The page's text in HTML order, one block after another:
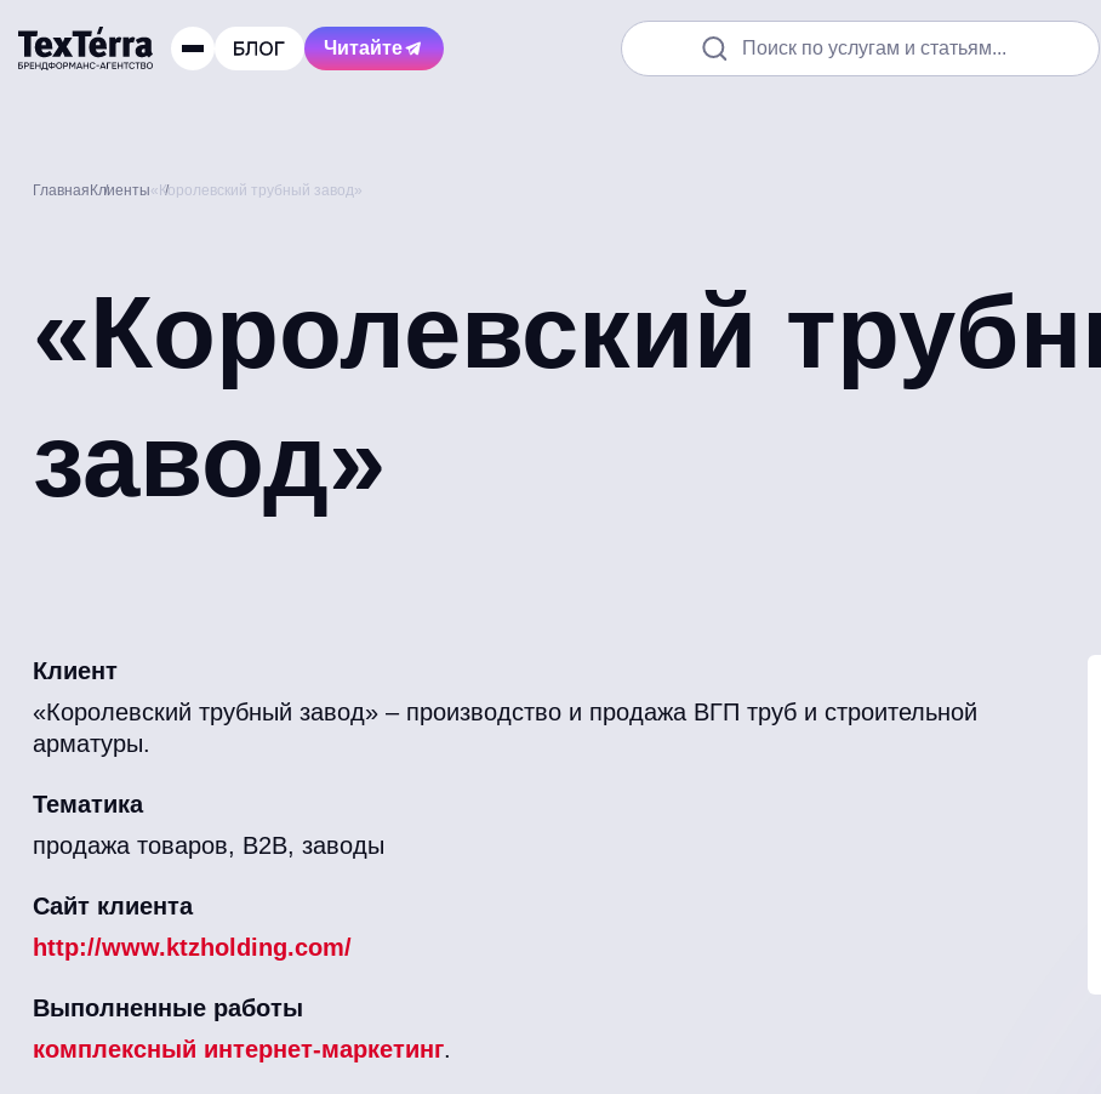
Читайте Поиск по услугам и статьям...
Главная Клиенты«Королевский трубный завод»
«Королевский
завод»
Клиент
«Королевский трубный завод» – производство и продажа ВГП труб и строительной
арматуры.
Тематика
продажа товаров, B2B, заводы
Сайт клиента
http://www.ktzholding.com/
Выполненные работы
комплексный интернет-маркетинг.